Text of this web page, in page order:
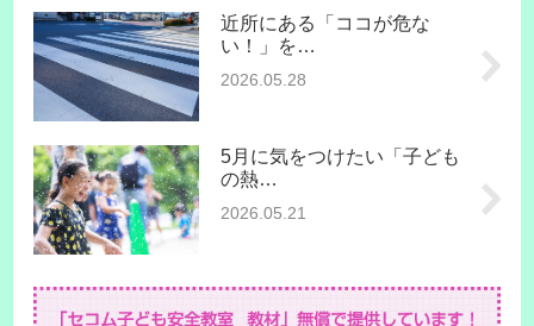
近所にある「ココが危な
い！」を…
2026.05.28
5月に気をつけたい「子ども
の熱…
2026.05.21